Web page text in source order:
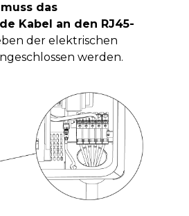
muss das
Kabel an den RJ45-
der elektrischen
werden.